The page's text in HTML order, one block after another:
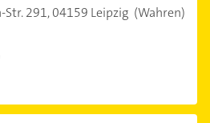
Str. 291,04159 Leipzig (Wahren)